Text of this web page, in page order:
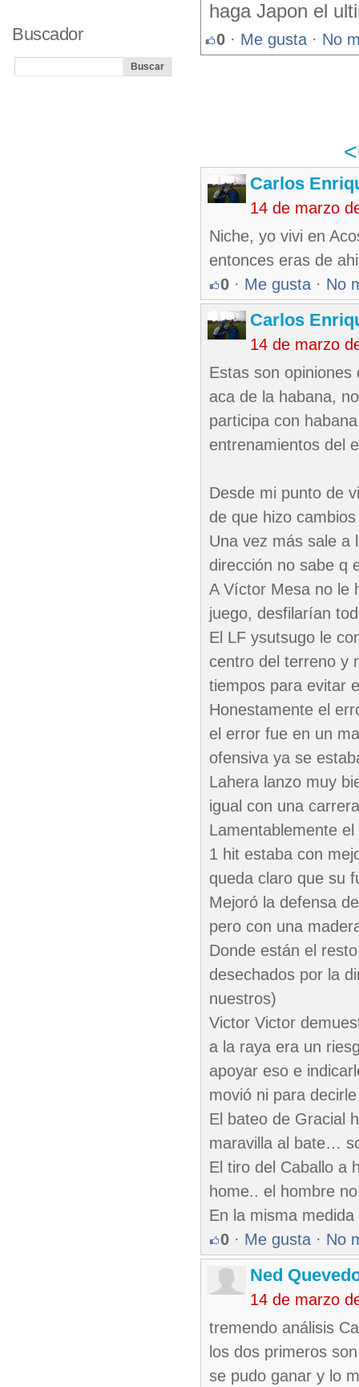
haga Japon el
0 · Me gusta · No
Carlos
14 de marzo
Niche, yo vivi en
entonces eras de
0 · Me gusta · No
Carlos
14 de marzo
Estas son
aca de la habana,
participa con
entrenamientos del
Desde mi punto de
de que hizo
Una vez más sale a
dirección no sabe q
A Víctor Mesa no le
juego, desfilarían
El LF ysutsugo le
centro del terreno y
tiempos para evitar
Honestamente el
el error fue en un
ofensiva ya se
Lahera lanzo muy
igual con una
Lamentablemente
1 hit estaba con
queda claro que su
Mejoró la defensa
pero con una
Donde están el
desechados por la
nuestros)
Victor Victor
a la raya era un
apoyar eso e
movió ni para
El bateo de Gracial
maravilla al bate…
El tiro del Caballo a
home.. el hombre
En la misma
0 · Me gusta · No
Ned
14 de marzo
tremendo análisis
los dos primeros
se pudo ganar y lo
Buscador